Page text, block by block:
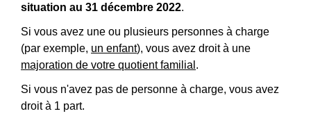
situation au 31 décembre 2022.
Si vous avez une ou plusieurs personnes à charge
(par exemple, un enfant), vous avez droit à une
majoration de votre quotient familial .
Si vous n'avez pas de personne à charge, vous avez
droit à 1 part.